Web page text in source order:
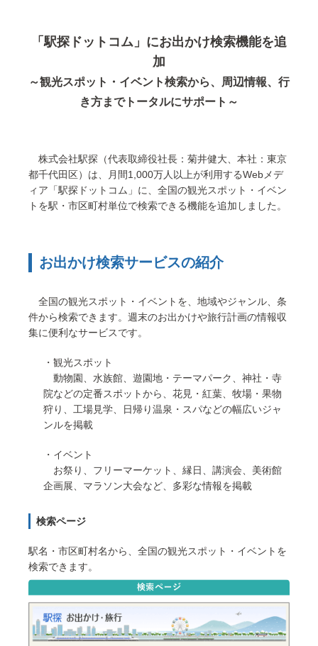
「駅探ドットコム」にお出かけ検索機能を追
加
～観光スポット・イベント検索から、周辺情報、行
き方までトータルにサポート～
株式会社駅探（代表取締役社長：菊井健⼤、本社：東京
都千代田区）は、月間1,000万人以上が利用するWebメデ
ィア「駅探ドットコム」に、全国の観光スポット・イベン
トを駅・市区町村単位で検索できる機能を追加しました。
お出かけ検索サービスの紹介
全国の観光スポット・イベントを、地域やジャンル、条
件から検索できます。週末のお出かけや旅行計画の情報収
集に便利なサービスです。
・観光スポット
動物園、水族館、遊園地・テーマパーク、神社・寺
院などの定番スポットから、花見・紅葉、牧場・果物
狩り、工場見学、日帰り温泉・スパなどの幅広いジャ
ンルを掲載
・イベント
お祭り、フリーマーケット、縁日、講演会、美術館
企画展、マラソン大会など、多彩な情報を掲載
検索ページ
駅名・市区町村名から、全国の観光スポット・イベントを
検索できます。